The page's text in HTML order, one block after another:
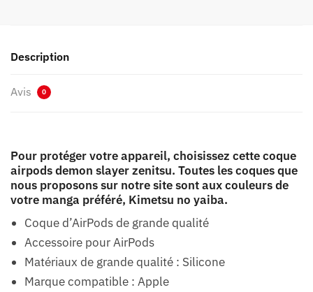
Description
Avis 0
Pour protéger votre appareil, choisissez cette coque
airpods demon slayer zenitsu. Toutes les coques que
nous proposons sur notre site sont aux couleurs de
votre manga préféré, Kimetsu no yaiba.
Coque d’AirPods de grande qualité
Accessoire pour AirPods
Matériaux de grande qualité : Silicone
Marque compatible : Apple